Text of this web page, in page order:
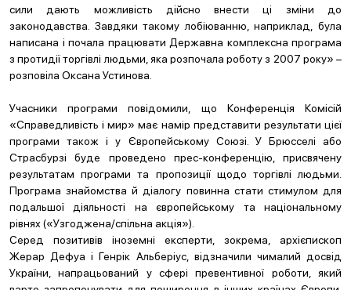
сили дають можливість дійсно внести ці зміни до
законодавства. Завдяки такому лобіюванню, наприклад, була
написана і почала працювати Державна комплексна програма
з протидії торгівлі людьми, яка розпочала роботу з 2007 року» –
розповіла Оксана Устинова.
Учасники програми повідомили, що Конференція Комісій
«Справедливість і мир» має намір представити результати цієї
програми також і у Європейському Союзі. У Брюсселі або
Страсбурзі буде проведено прес-конференцію, присвячену
результатам програми та пропозиції щодо торгівлі людьми.
Програма знайомства й діалогу повинна стати стимулом для
подальшої діяльності на європейському та національному
рівнях («Узгоджена/спільна акція»).
Серед позитивів іноземні експерти, зокрема, архієпископ
Жерар Дефуа і Генрік Альберіус, відзначили чималий досвід
України, напрацьований у сфері превентивної роботи, який